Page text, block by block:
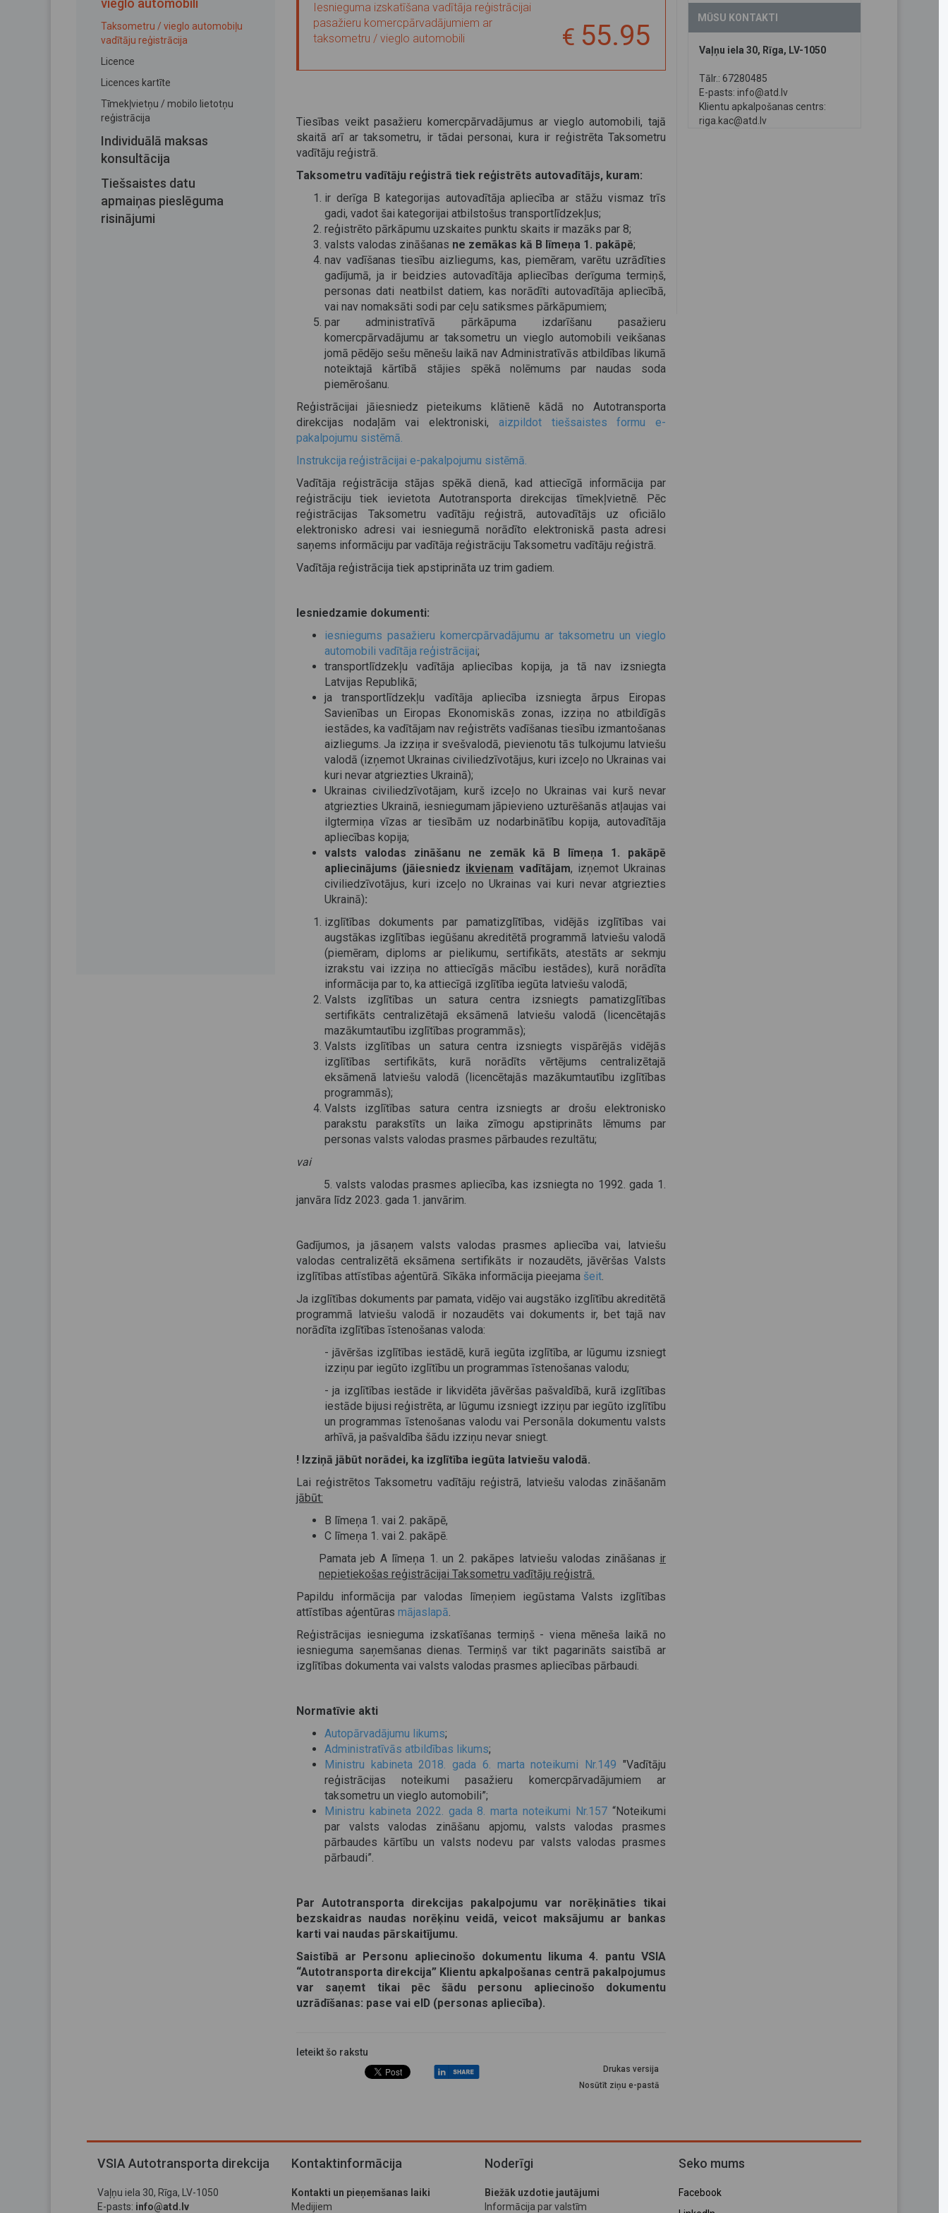
vieglo automobili
Taksometru / vieglo automobiļu
vadītāju reģistrācija
Licence
Licences kartīte
Tīmekļvietņu / mobilo lietotņu
reģistrācija
Individuālā maksas
konsultācija
Tiešsaistes datu
apmaiņas pieslēguma
risinājumi
Iesnieguma izskatīšana vadītāja reģistrācijai
pasažieru komercpārvadājumiem ar
taksometru / vieglo automobili
55.95
Tiesības veikt pasažieru komercpārvadājumus ar vieglo automobili, tajā
skaitā arī ar taksometru, ir tādai personai, kura ir reģistrēta Taksometru
vadītāju reģistrā.
Taksometru vadītāju reģistrā tiek reģistrēts autovadītājs, kuram:
ir derīga B kategorijas autovadītāja apliecība ar stāžu vismaz trīs
gadi, vadot šai kategorijai atbilstošus transportlīdzekļus;
reģistrēto pārkāpumu uzskaites punktu skaits ir mazāks par 8;
valsts valodas zināšanas ne zemākas kā B līmeņa 1. pakāpē;
nav vadīšanas tiesību aizliegums, kas, piemēram, varētu uzrādīties
gadījumā, ja ir beidzies autovadītāja apliecības derīguma termiņš,
personas dati neatbilst datiem, kas norādīti autovadītāja apliecībā,
vai nav nomaksāti sodi par ceļu satiksmes pārkāpumiem;
par administratīvā pārkāpuma izdarīšanu pasažieru
komercpārvadājumu ar taksometru un vieglo automobili veikšanas
jomā pēdējo sešu mēnešu laikā nav Administratīvās atbildības likumā
noteiktajā kārtībā stājies spēkā nolēmums par naudas soda
piemērošanu.
Reģistrācijai jāiesniedz pieteikums klātienē kādā no Autotransporta
direkcijas nodaļām vai elektroniski, aizpildot tiešsaistes formu e-
pakalpojumu sistēmā.
Instrukcija reģistrācijai e-pakalpojumu sistēmā.
Vadītāja reģistrācija stājas spēkā dienā, kad attiecīgā informācija par
reģistrāciju tiek ievietota Autotransporta direkcijas tīmekļvietnē. Pēc
reģistrācijas Taksometru vadītāju reģistrā, autovadītājs uz oficiālo
elektronisko adresi vai iesniegumā norādīto elektroniskā pasta adresi
saņems informāciju par vadītāja reģistrāciju Taksometru vadītāju reģistrā.
Vadītāja reģistrācija tiek apstiprināta uz trim gadiem.
Iesniedzamie dokumenti:
iesniegums pasažieru komercpārvadājumu ar taksometru un vieglo
automobili vadītāja reģistrācijai;
transportlīdzekļu vadītāja apliecības kopija, ja tā nav izsniegta
Latvijas Republikā;
ja transportlīdzekļu vadītāja apliecība izsniegta ārpus Eiropas
Savienības un Eiropas Ekonomiskās zonas, izziņa no atbildīgās
iestādes, ka vadītājam nav reģistrēts vadīšanas tiesību izmantošanas
aizliegums. Ja izziņa ir svešvalodā, pievienotu tās tulkojumu latviešu
valodā (izņemot Ukrainas civiliedzīvotājus, kuri izceļo no Ukrainas vai
kuri nevar atgriezties Ukrainā);
Ukrainas civiliedzīvotājam, kurš izceļo no Ukrainas vai kurš nevar
atgriezties Ukrainā, iesniegumam jāpievieno uzturēšanās atļaujas vai
ilgtermiņa vīzas ar tiesībām uz nodarbinātību kopija, autovadītāja
apliecības kopija;
valsts valodas zināšanu ne zemāk kā B līmeņa 1. pakāpē
apliecinājums (jāiesniedz ikvienam vadītājam, izņemot Ukrainas
civiliedzīvotājus, kuri izceļo no Ukrainas vai kuri nevar atgriezties
Ukrainā):
izglītības dokuments par pamatizglītības, vidējās izglītības vai
augstākas izglītības iegūšanu akreditētā programmā latviešu valodā
(piemēram, diploms ar pielikumu, sertifikāts, atestāts ar sekmju
izrakstu vai izziņa no attiecīgās mācību iestādes), kurā norādīta
informācija par to, ka attiecīgā izglītība iegūta latviešu valodā;
Valsts izglītības un satura centra izsniegts pamatizglītības
sertifikāts centralizētajā eksāmenā latviešu valodā (licencētajās
mazākumtautību izglītības programmās);
Valsts izglītības un satura centra izsniegts vispārējās vidējās
izglītības sertifikāts, kurā norādīts vērtējums centralizētajā
eksāmenā latviešu valodā (licencētajās mazākumtautību izglītības
programmās);
Valsts izglītības satura centra izsniegts ar drošu elektronisko
parakstu parakstīts un laika zīmogu apstiprināts lēmums par
personas valsts valodas prasmes pārbaudes rezultātu;
vai
5. valsts valodas prasmes apliecība, kas izsniegta no 1992. gada 1.
janvāra līdz 2023. gada 1. janvārim.
Gadījumos, ja jāsaņem valsts valodas prasmes apliecība vai, latviešu
valodas centralizētā eksāmena sertifikāts ir nozaudēts, jāvēršas Valsts
izglītības attīstības aģentūrā. Sīkāka informācija pieejama šeit.
Ja izglītības dokuments par pamata, vidējo vai augstāko izglītību akreditētā
programmā latviešu valodā ir nozaudēts vai dokuments ir, bet tajā nav
norādīta izglītības īstenošanas valoda:
- jāvēršas izglītības iestādē, kurā iegūta izglītība, ar lūgumu izsniegt
izziņu par iegūto izglītību un programmas īstenošanas valodu;
- ja izglītības iestāde ir likvidēta jāvēršas pašvaldībā, kurā izglītības
iestāde bijusi reģistrēta, ar lūgumu izsniegt izziņu par iegūto izglītību
un programmas īstenošanas valodu vai Personāla dokumentu valsts
arhīvā, ja pašvaldība šādu izziņu nevar sniegt.
! Izziņā jābūt norādei, ka izglītība iegūta latviešu valodā.
Lai reģistrētos Taksometru vadītāju reģistrā, latviešu valodas zināšanām
jābūt:
B līmeņa 1. vai 2. pakāpē,
C līmeņa 1. vai 2. pakāpē.
Pamata jeb A līmeņa 1. un 2. pakāpes latviešu valodas zināšanas ir
nepietiekošas reģistrācijai Taksometru vadītāju reģistrā.
Papildu informācija par valodas līmeņiem iegūstama Valsts izglītības
attīstības aģentūras mājaslapā.
Reģistrācijas iesnieguma izskatīšanas termiņš - viena mēneša laikā no
iesnieguma saņemšanas dienas. Termiņš var tikt pagarināts saistībā ar
izglītības dokumenta vai valsts valodas prasmes apliecības pārbaudi.
Normatīvie akti
Autopārvadājumu likums;
Administratīvās atbildības likums;
Ministru kabineta 2018. gada 6. marta noteikumi Nr.149 "Vadītāju
reģistrācijas noteikumi pasažieru komercpārvadājumiem ar
taksometru un vieglo automobili”;
Ministru kabineta 2022. gada 8. marta noteikumi Nr.157 “Noteikumi
par valsts valodas zināšanu apjomu, valsts valodas prasmes
pārbaudes kārtību un valsts nodevu par valsts valodas prasmes
pārbaudi”.
Par Autotransporta direkcijas pakalpojumu var norēķināties tikai
bezskaidras naudas norēķinu veidā, veicot maksājumu ar bankas
karti vai naudas pārskaitījumu.
Saistībā ar Personu apliecinošo dokumentu likuma 4. pantu VSIA
“Autotransporta direkcija” Klientu apkalpošanas centrā pakalpojumus
var saņemt tikai pēc šādu personu apliecinošo dokumentu
uzrādīšanas: pase vai eID (personas apliecība).
Ieteikt šo rakstu
Drukas versija
Nosūtīt ziņu e-pastā
MŪSU KONTAKTI
Vaļņu iela 30, Rīga, LV-1050
Tālr.: 67280485
E-pasts: info@atd.lv
Klientu apkalpošanas centrs:
riga.kac@atd.lv
VSIA Autotransporta direkcija
Vaļņu iela 30, Rīga, LV-1050
E-pasts: info@atd.lv
Kontaktinformācija
Kontakti un pieņemšanas laiki
Medijiem
Noderīgi
Biežāk uzdotie jautājumi
Informācija par valstīm
Seko mums
Facebook